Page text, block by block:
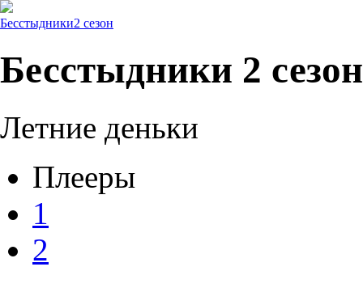
Бесстыдники2 сезон
Бесстыдники 2
Летние деньки
Плееры
1
2